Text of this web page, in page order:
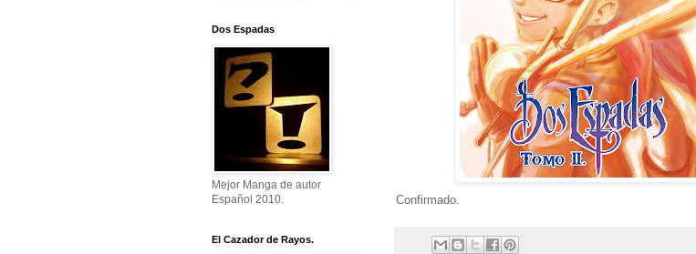
Confirmado.
Dos Espadas
Mejor Manga de autor
Español 2010.
El Cazador de Rayos.